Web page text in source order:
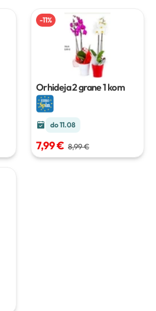
-11%
Orhideja 2 grane1 kom
do 11.08
7,99 € 8,99 €